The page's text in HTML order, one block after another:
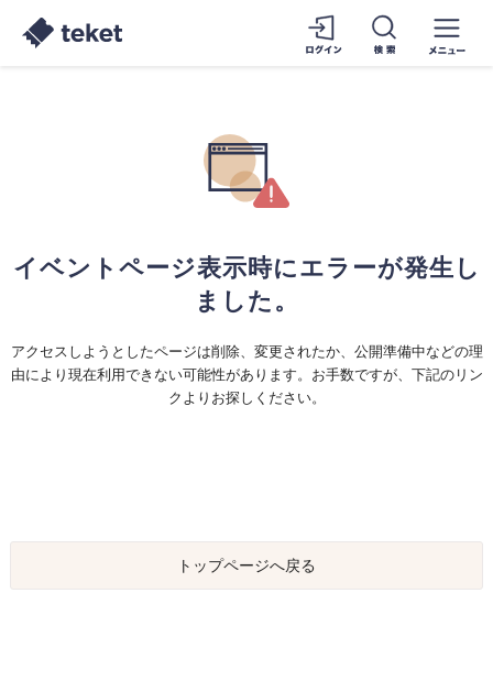
イベントページ表示時にエラーが発生し
ました。
アクセスしようとしたページは削除、変更されたか、公開準備中などの理
由により現在利用できない可能性があります。お手数ですが、下記のリン
クよりお探しください。
トップページへ戻る